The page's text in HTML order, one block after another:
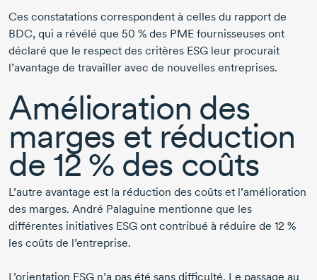
Ces constatations correspondent à celles du rapport de
BDC, qui a révélé que 50 % des PME fournisseuses ont
déclaré que le respect des critères ESG leur procurait
l’avantage de travailler avec de nouvelles entreprises.
Amélioration des
marges et réduction
de 12 % des coûts
L’autre avantage est la réduction des coûts et l’amélioration
des marges. André Palaguine mentionne que les
différentes initiatives ESG ont contribué à réduire de 12 %
les coûts de l’entreprise.
L’orientation ESG n’a pas été sans difficulté. Le passage au